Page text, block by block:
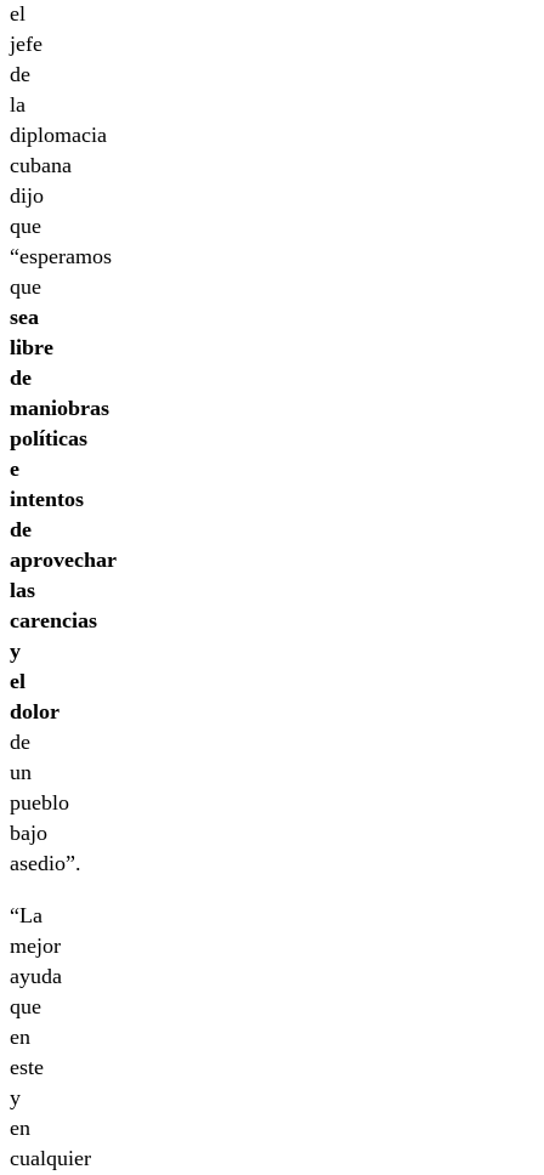
el
jefe
de
la
diplomacia
cubana
dijo
que
“esperamos
que
sea
libre
de
maniobras
políticas
e
intentos
de
aprovechar
las
carencias
y
el
dolor
de
un
pueblo
bajo
asedio”.
“La
mejor
ayuda
que
en
este
y
en
cualquier